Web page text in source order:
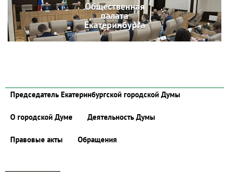
Общественная
палата
Екатеринбурга
Председатель Екатеринбургской городской Думы
О городской Думе Деятельность Думы
Правовые акты Обращения